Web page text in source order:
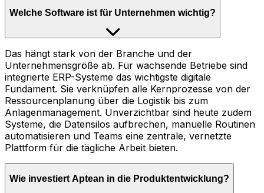
Welche Software ist für Unternehmen wichtig?
Das hängt stark von der Branche und der
Unternehmensgröße ab. Für wachsende Betriebe sind
integrierte ERP-Systeme das wichtigste digitale
Fundament. Sie verknüpfen alle Kernprozesse von der
Ressourcenplanung über die Logistik bis zum
Anlagenmanagement. Unverzichtbar sind heute zudem
Systeme, die Datensilos aufbrechen, manuelle Routinen
automatisieren und Teams eine zentrale, vernetzte
Plattform für die tägliche Arbeit bieten.
Wie investiert Aptean in die Produktentwicklung?